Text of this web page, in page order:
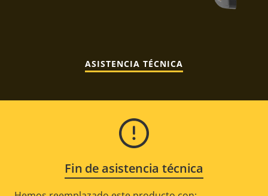
ASISTENCIA TÉCNICA
Fin de asistencia técnica